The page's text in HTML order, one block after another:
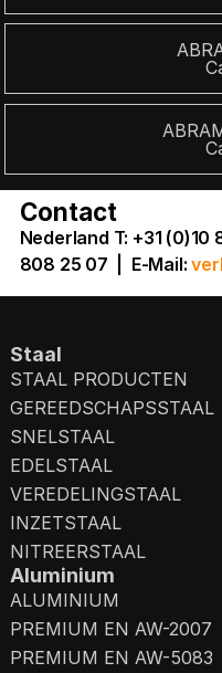
Contact
Nederland T: +31
808 25 07
E-Mail:
Staal
STAAL PRODUCTEN
GEREEDSCHAPSSTAAL
SNELSTAAL
EDELSTAAL
VEREDELINGSTAAL
INZETSTAAL
NITREERSTAAL
Aluminium
ALUMINIUM
PREMIUM EN AW-2007
PREMIUM EN AW-5083